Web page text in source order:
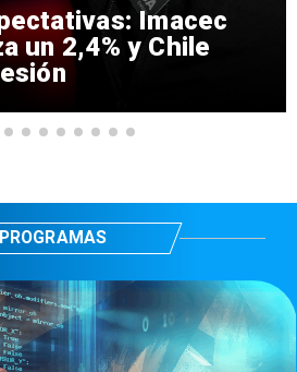
Imacec
un 2,4% y Chile
PROGRAMAS